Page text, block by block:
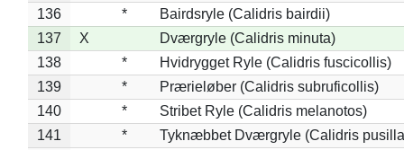
136
*
Bairdsryle (Calidris bairdii)
137
X
Dværgryle (Calidris minuta)
138
*
Hvidrygget Ryle (Calidris fuscicollis)
139
*
Prærieløber (Calidris subruficollis)
140
*
Stribet Ryle (Calidris melanotos)
141
*
Tyknæbbet Dværgryle (Calidris